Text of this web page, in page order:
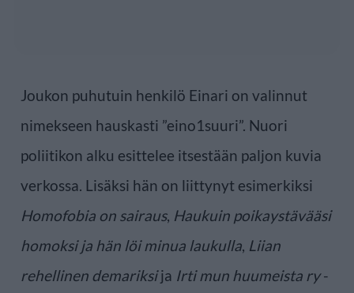
Joukon puhutuin henkilö Einari on valinnut
nimekseen hauskasti ”eino1suuri”. Nuori
poliitikon alku esittelee itsestään paljon kuvia
verkossa. Lisäksi hän on liittynyt esimerkiksi
Homofobia on sairaus, Haukuin poikaystävääsi
homoksi ja hän löi minua laukulla, Liian
rehellinen demariksija Irti mun huumeista ry-